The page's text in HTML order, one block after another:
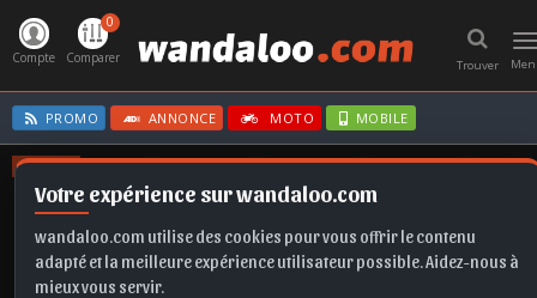
Votre expérience sur wandaloo.com
wandaloo.com utilise des cookies pour vous offrir le contenu
adapté et la meilleure expérience utilisateur possible. Aidez-nous à
mieux vous servir.
Trouver
Compte
0
Comparer
PROMO ANNONCE MOTO MOBILE
OFFRES
KAMIQ SPORTAGE